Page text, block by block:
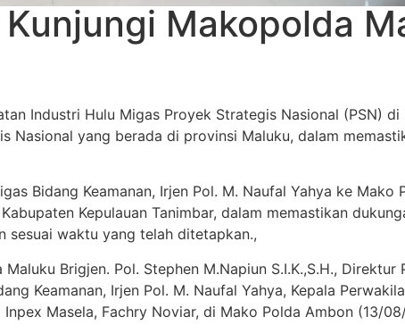
Makopolda
Industri Hulu Migas Proyek Strategis Nasional (PSN) di
yang berada di provinsi Maluku, dalam
Bidang Keamanan, Irjen Pol. M. Naufal Yahya ke
Kepulauan Tanimbar, dalam memastikan
sesuai waktu yang telah ditetapkan.,
Brigjen. Pol. Stephen M.Napiun S.I.K.,S.H.,
Keamanan, Irjen Pol. M. Naufal Yahya, Kepala
Masela, Fachry Noviar, di Mako Polda Ambon (13/